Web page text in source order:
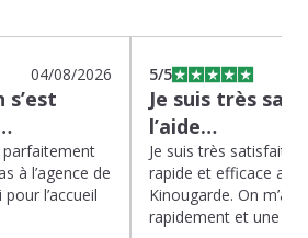
04/08/2026
parfaitement
à l’agence de
l’accueil
5/5
Je suis très
l’aide…
Je suis très satisfaite
rapide et efficace
Kinougarde. On m’a
rapidement et une